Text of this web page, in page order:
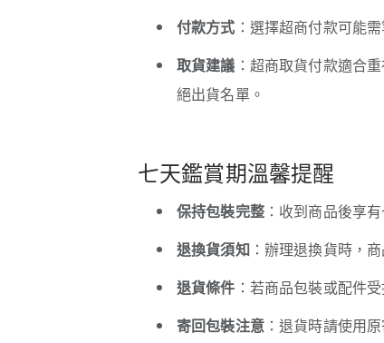
付款方式 ：選擇超商付款可能
取貨建議 ：超商取貨付款適合
絕出貨名單。
七天鑑賞期溫馨提醒
保持包裝完整：收到商品後享
退換貨須知：辦理退換貨時，
退貨條件 ：若商品包裝或配件
寄回包裝注意：退貨時請使用